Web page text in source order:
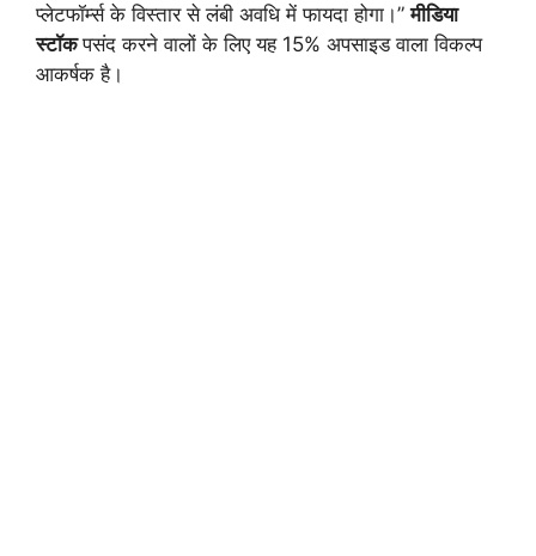
प्लेटफॉर्म्स के विस्तार से लंबी अवधि में फायदा होगा।”मीडिया
स्टॉकपसंद करने वालों के लिए यह 15% अपसाइड वाला विकल्प
आकर्षक है।